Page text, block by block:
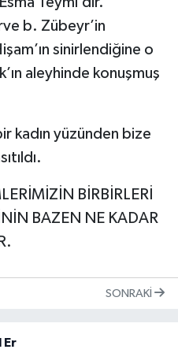
b. Zübeyr’in
sinirlendiğine o
aleyhinde konuşmuş
kadın yüzünden bize
BİRBİRLERİ
BAZEN NE KADAR
SONRAKI
Er